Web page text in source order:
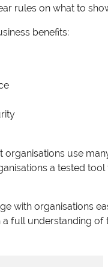
rules on what to
benefits:
organisations use
a tested
with organisations
full understanding